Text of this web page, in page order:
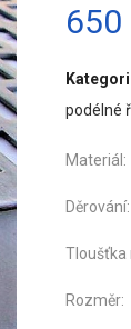
650
podélné